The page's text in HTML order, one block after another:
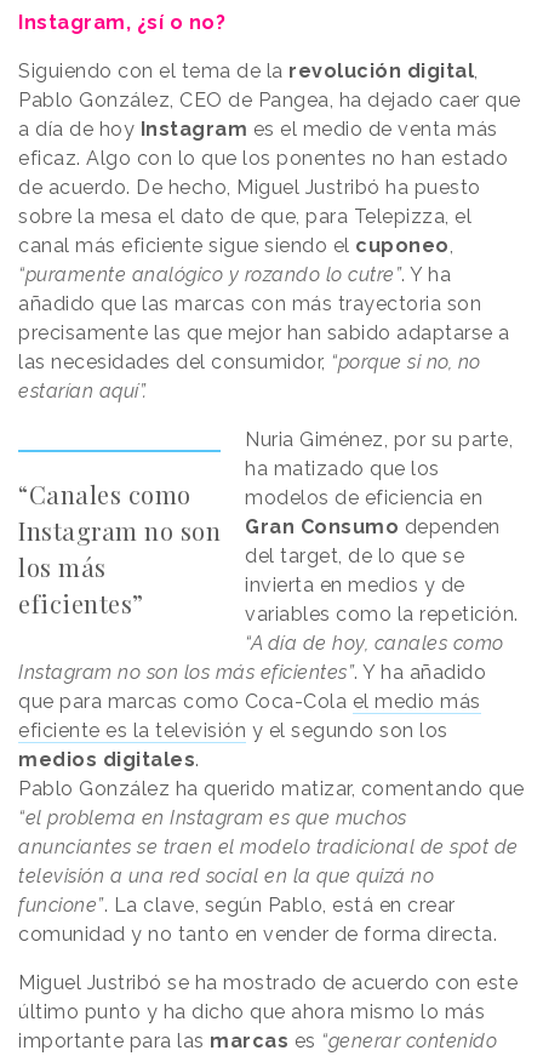
Instagram, ¿sí o no?
Siguiendo con el tema de la revolución digital
Pablo González, CEO de Pangea, ha dejado caer que
a día de hoy Instagram es el medio de venta más
eficaz. Algo con lo que los ponentes no han estado
de acuerdo. De hecho, Miguel Justribó ha puesto
sobre la mesa el dato de que, para Telepizza, el
canal más eficiente sigue siendo el cuponeo
“puramente analógico y rozando lo cutre”. Y ha
añadido que las marcas con más trayectoria son
precisamente las que mejor han sabido adaptarse a
las necesidades del consumidor, “porque si no, no
estarían aquí”.
“Canales como
Instagram no son
los más
eficientes”
Nuria Giménez, por su parte,
ha matizado que los
modelos de eficiencia en
Gran Consumo dependen
del target, de lo que se
invierta en medios y de
variables como la repetición.
“A día de hoy, canales como
Instagram no son los más eficientes”. Y ha añadido
que para marcas como Coca-Cola el medio más
eficiente es la televisión y el segundo son los
medios digitales.
Pablo González ha querido matizar, comentando que
“el problema en Instagram es que muchos
anunciantes se traen el modelo tradicional de spot de
televisión a una red social en la que quizá no
funcione”. La clave, según Pablo, está en crear
comunidad y no tanto en vender de forma directa.
Miguel Justribó se ha mostrado de acuerdo con este
último punto y ha dicho que ahora mismo lo más
importante para las marcas es “generar contenido